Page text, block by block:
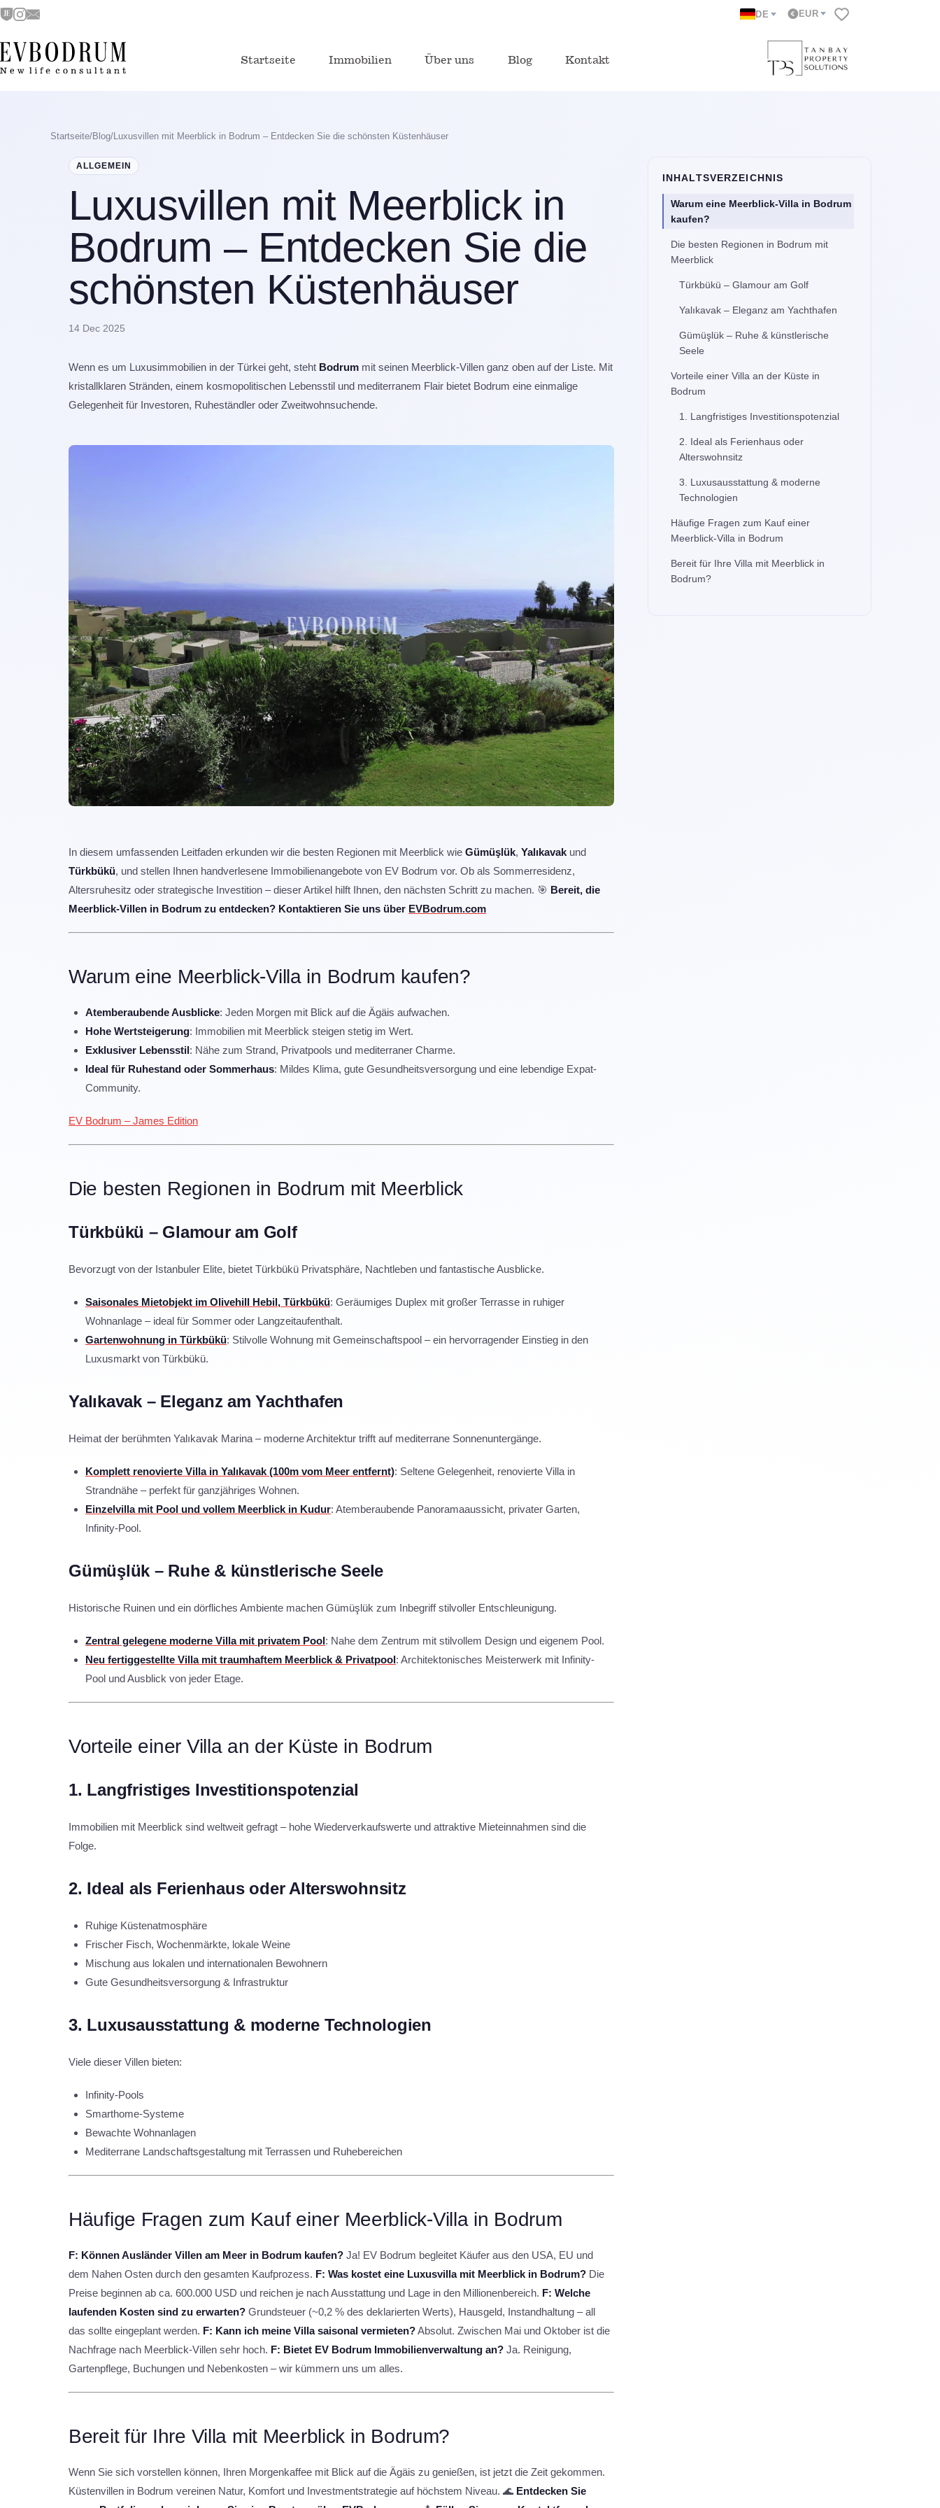
DE EUR
Startseite Immobilien Über uns Blog Kontakt
Startseite/Blog/Luxusvillen mit Meerblick in Bodrum – Entdecken Sie die schönsten Küstenhäuser
ALLGEMEIN
Luxusvillen mit Meerblick in
Bodrum – Entdecken Sie die
schönsten Küstenhäuser
14 Dec 2025
Wenn es um Luxusimmobilien in der Türkei geht, steht Bodrum mit seinen Meerblick-Villen ganz oben auf der Liste. Mit
kristallklaren Stränden, einem kosmopolitischen Lebensstil und mediterranem Flair bietet Bodrum eine einmalige
Gelegenheit für Investoren, Ruheständler oder Zweitwohnsuchende.
In diesem umfassenden Leitfaden erkunden wir die besten Regionen mit Meerblick wie Gümüşlük, Yalıkavak und
Türkbükü, und stellen Ihnen handverlesene Immobilienangebote von EV Bodrum vor. Ob als Sommerresidenz,
Altersruhesitz oder strategische Investition – dieser Artikel hilft Ihnen, den nächsten Schritt zu machen. 🎯 Bereit, die
Meerblick-Villen in Bodrum zu entdecken? Kontaktieren Sie uns über EVBodrum.com
Warum eine Meerblick-Villa in Bodrum kaufen?
Atemberaubende Ausblicke: Jeden Morgen mit Blick auf die Ägäis aufwachen.
Hohe Wertsteigerung: Immobilien mit Meerblick steigen stetig im Wert.
Exklusiver Lebensstil: Nähe zum Strand, Privatpools und mediterraner Charme.
Ideal für Ruhestand oder Sommerhaus: Mildes Klima, gute Gesundheitsversorgung und eine lebendige Expat-
Community.
EV Bodrum – James Edition
Die besten Regionen in Bodrum mit Meerblick
Türkbükü – Glamour am Golf
Bevorzugt von der Istanbuler Elite, bietet Türkbükü Privatsphäre, Nachtleben und fantastische Ausblicke.
Saisonales Mietobjekt im Olivehill Hebil, Türkbükü: Geräumiges Duplex mit großer Terrasse in ruhiger
Wohnanlage – ideal für Sommer oder Langzeitaufenthalt.
Gartenwohnung in Türkbükü: Stilvolle Wohnung mit Gemeinschaftspool – ein hervorragender Einstieg in den
Luxusmarkt von Türkbükü.
Yalıkavak – Eleganz am Yachthafen
Heimat der berühmten Yalıkavak Marina – moderne Architektur trifft auf mediterrane Sonnenuntergänge.
Komplett renovierte Villa in Yalıkavak (100m vom Meer entfernt): Seltene Gelegenheit, renovierte Villa in
Strandnähe – perfekt für ganzjähriges Wohnen.
Einzelvilla mit Pool und vollem Meerblick in Kudur: Atemberaubende Panoramaaussicht, privater Garten,
Infinity-Pool.
Gümüşlük – Ruhe & künstlerische Seele
Historische Ruinen und ein dörfliches Ambiente machen Gümüşlük zum Inbegriff stilvoller Entschleunigung.
Zentral gelegene moderne Villa mit privatem Pool: Nahe dem Zentrum mit stilvollem Design und eigenem Pool.
Neu fertiggestellte Villa mit traumhaftem Meerblick & Privatpool: Architektonisches Meisterwerk mit Infinity-
Pool und Ausblick von jeder Etage.
Vorteile einer Villa an der Küste in Bodrum
1. Langfristiges Investitionspotenzial
Immobilien mit Meerblick sind weltweit gefragt – hohe Wiederverkaufswerte und attraktive Mieteinnahmen sind die
Folge.
2. Ideal als Ferienhaus oder Alterswohnsitz
Ruhige Küstenatmosphäre
Frischer Fisch, Wochenmärkte, lokale Weine
Mischung aus lokalen und internationalen Bewohnern
Gute Gesundheitsversorgung & Infrastruktur
3. Luxusausstattung & moderne Technologien
Viele dieser Villen bieten:
Infinity-Pools
Smarthome-Systeme
Bewachte Wohnanlagen
Mediterrane Landschaftsgestaltung mit Terrassen und Ruhebereichen
Häufige Fragen zum Kauf einer Meerblick-Villa in Bodrum
F: Können Ausländer Villen am Meer in Bodrum kaufen? Ja! EV Bodrum begleitet Käufer aus den USA, EU und
dem Nahen Osten durch den gesamten Kaufprozess. F: Was kostet eine Luxusvilla mit Meerblick in Bodrum? Die
Preise beginnen ab ca. 600.000 USD und reichen je nach Ausstattung und Lage in den Millionenbereich. F: Welche
laufenden Kosten sind zu erwarten? Grundsteuer (~0,2 % des deklarierten Werts), Hausgeld, Instandhaltung – all
das sollte eingeplant werden. F: Kann ich meine Villa saisonal vermieten?Absolut. Zwischen Mai und Oktober ist die
Nachfrage nach Meerblick-Villen sehr hoch. F: Bietet EV Bodrum Immobilienverwaltung an? Ja. Reinigung,
Gartenpflege, Buchungen und Nebenkosten – wir kümmern uns um alles.
Bereit für Ihre Villa mit Meerblick in Bodrum?
Wenn Sie sich vorstellen können, Ihren Morgenkaffee mit Blick auf die Ägäis zu genießen, ist jetzt die Zeit gekommen.
Küstenvillen in Bodrum vereinen Natur, Komfort und Investmentstrategie auf höchstem Niveau. 🌊 Entdecken Sie
INHALTSVERZEICHNIS
Warum eine Meerblick-Villa in Bodrum
kaufen?
Die besten Regionen in Bodrum mit
Meerblick
Türkbükü – Glamour am Golf
Yalıkavak – Eleganz am Yachthafen
Gümüşlük – Ruhe & künstlerische
Seele
Vorteile einer Villa an der Küste in
Bodrum
1. Langfristiges Investitionspotenzial
2. Ideal als Ferienhaus oder
Alterswohnsitz
3. Luxusausstattung & moderne
Technologien
Häufige Fragen zum Kauf einer
Meerblick-Villa in Bodrum
Bereit für Ihre Villa mit Meerblick in
Bodrum?